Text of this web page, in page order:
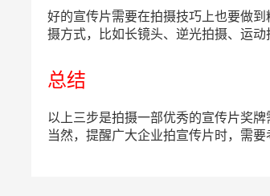
好的宣传片需要在拍摄技巧上也要做
摄方式，比如长镜头、逆光拍摄、运
总结
以上三步是拍摄一部优秀的宣传片奖
当然，提醒广大企业拍宣传片时，需